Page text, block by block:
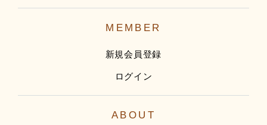
MEMBER
新規会員登録
ログイン
ABOUT